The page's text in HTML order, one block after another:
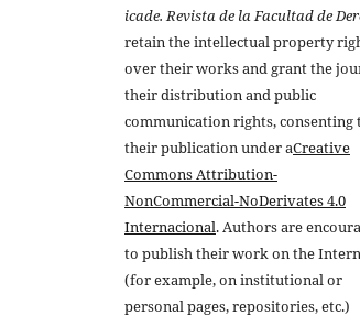
icade. Revista de la Facultad de
retain the intellectual property
over their works and grant the
their distribution and public
communication rights, consenting
their publication under aCreative
Commons Attribution-
NonCommercial-NoDerivates 4.0
Internacional. Authors are
to publish their work on the
(for example, on institutional or
personal pages, repositories, etc.)